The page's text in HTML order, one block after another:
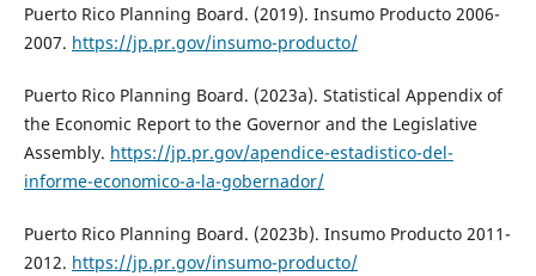
Puerto Rico Planning Board. (2019). Insumo Producto 2006-
2007. https://jp.pr.gov/insumo-producto/
Puerto Rico Planning Board. (2023a). Statistical Appendix of
the Economic Report to the Governor and the Legislative
Assembly. https://jp.pr.gov/apendice-estadistico-del-
informe-economico-a-la-gobernador/
Puerto Rico Planning Board. (2023b). Insumo Producto 2011-
2012. https://jp.pr.gov/insumo-producto/